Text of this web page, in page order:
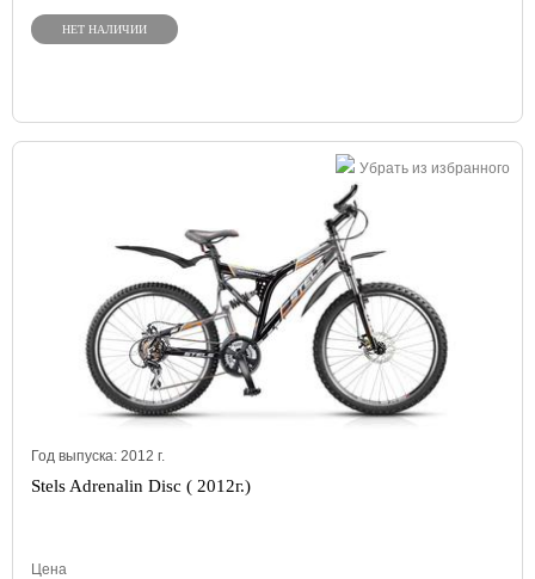
НЕТ НАЛИЧИИ
Убрать из избранного
Год выпуска: 2012 г.
Stels Adrenalin Disc ( 2012г.)
Цена